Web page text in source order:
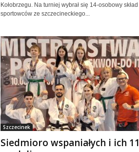
Kołobrzegu. Na turniej wybrał się 14-osobowy skład
sportowców ze szczecineckiego...
Szczecinek
Siedmioro wspaniałych i ich 11